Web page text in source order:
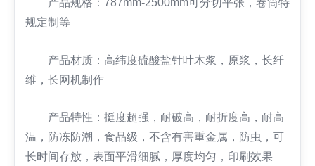
产品规格：787mm-2500mm可分切平张，卷筒特
规定制等
产品材质：高纬度硫酸盐针叶木浆，原浆，长纤
维，长网机制作
产品特性：挺度超强，耐破高，耐折度高，耐高
温，防冻防潮，食品级，不含有害重金属，防虫，可
长时间存放，表面平滑细腻，厚度均匀，印刷效果